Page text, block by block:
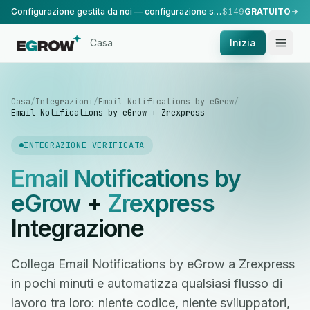
Configurazione gestita da noi — configurazione standard, eseguita dal nostro team.$149GRATUITO
Casa Inizia
Casa/Integrazioni/Email Notifications by eGrow/
Email Notifications by eGrow + Zrexpress
INTEGRAZIONE VERIFICATA
Email Notifications by
eGrow+ Zrexpress
Integrazione
Collega Email Notifications by eGrow a Zrexpress
in pochi minuti e automatizza qualsiasi flusso di
lavoro tra loro: niente codice, niente sviluppatori,